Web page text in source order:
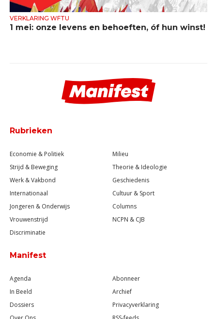
VERKLARING WFTU
1 mei: onze levens en behoeften, óf hun winst!
Rubrieken
Economie & Politiek
Strijd & Beweging
Werk & Vakbond
Internationaal
Jongeren & Onderwijs
Vrouwenstrijd
Discriminatie
Milieu
Theorie & Ideologie
Geschiedenis
Cultuur & Sport
Columns
NCPN & CJB
Manifest
Agenda
In Beeld
Dossiers
Abonneer
Archief
Privacyverklaring